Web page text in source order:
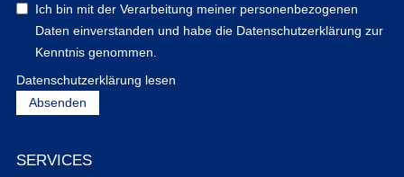
Ich bin mit der Verarbeitung meiner personenbezogenen
Daten einverstanden und habe die Datenschutzerklärung zur
Kenntnis genommen.
Datenschutzerklärung lesen
SERVICES